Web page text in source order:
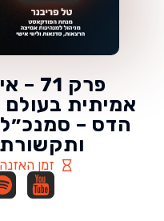
פרק
אמיתית
הדס –
זמן האזנה 54 דקות 52 שניות